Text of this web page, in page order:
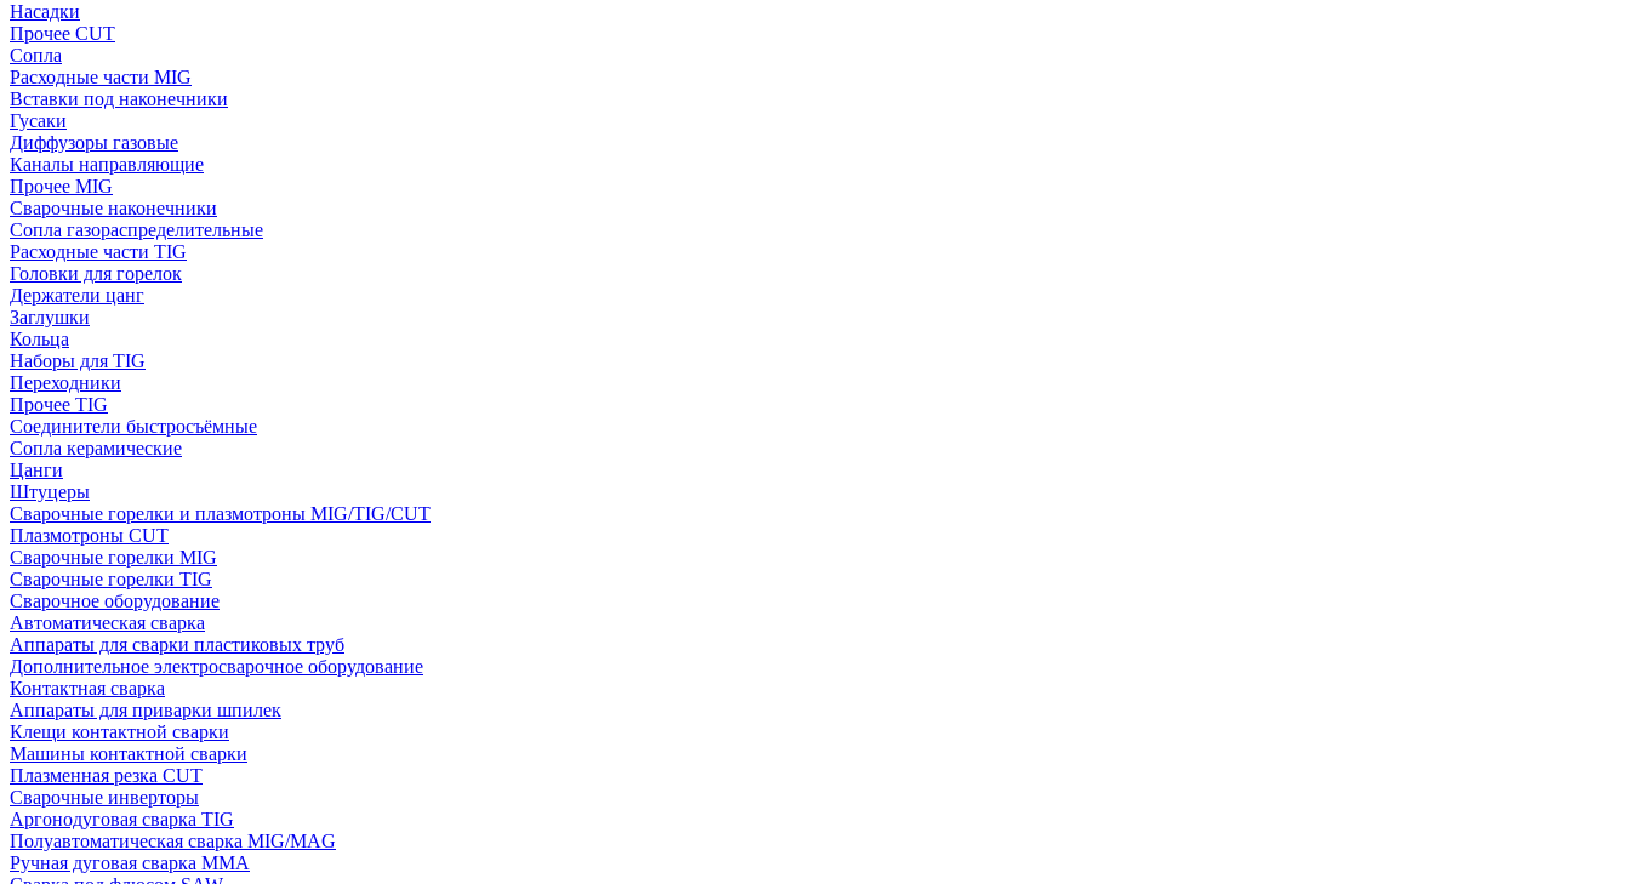
Насадки
Прочее CUT
Сопла
Расходные части MIG
Вставки под наконечники
Гусаки
Диффузоры газовые
Каналы направляющие
Прочее MIG
Сварочные наконечники
Сопла газораспределительные
Расходные части TIG
Головки для горелок
Держатели цанг
Заглушки
Кольца
Наборы для TIG
Переходники
Прочее TIG
Соединители быстросъёмные
Сопла керамические
Цанги
Штуцеры
Сварочные горелки и плазмотроны MIG/TIG/CUT
Плазмотроны CUT
Сварочные горелки MIG
Сварочные горелки TIG
Сварочное оборудование
Автоматическая сварка
Аппараты для сварки пластиковых труб
Дополнительное электросварочное оборудование
Контактная сварка
Аппараты для приварки шпилек
Клещи контактной сварки
Машины контактной сварки
Плазменная резка CUT
Сварочные инверторы
Аргонодуговая сварка TIG
Полуавтоматическая сварка MIG/MAG
Ручная дуговая сварка MMA